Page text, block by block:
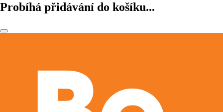
Probíhá přidávání do košíku...